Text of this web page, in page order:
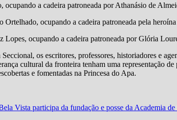
ocupando a cadeira patroneada por Athanásio de
ocupando a cadeira patroneada pela
Lopes, ocupando a cadeira patroneada por Glória
os escritores, professores, historiadores e
cultural da fronteira tenham uma representação
e fomentadas na Princesa do Apa.
Vista participa da fundação e posse da Academia